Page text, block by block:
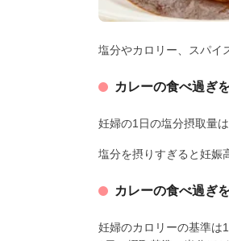
塩分やカロリー、スパイ
カレーの食べ過ぎ
妊婦の1日の塩分摂取量
塩分を摂りすぎると妊娠
カレーの食べ過ぎ
妊婦のカロリーの基準は